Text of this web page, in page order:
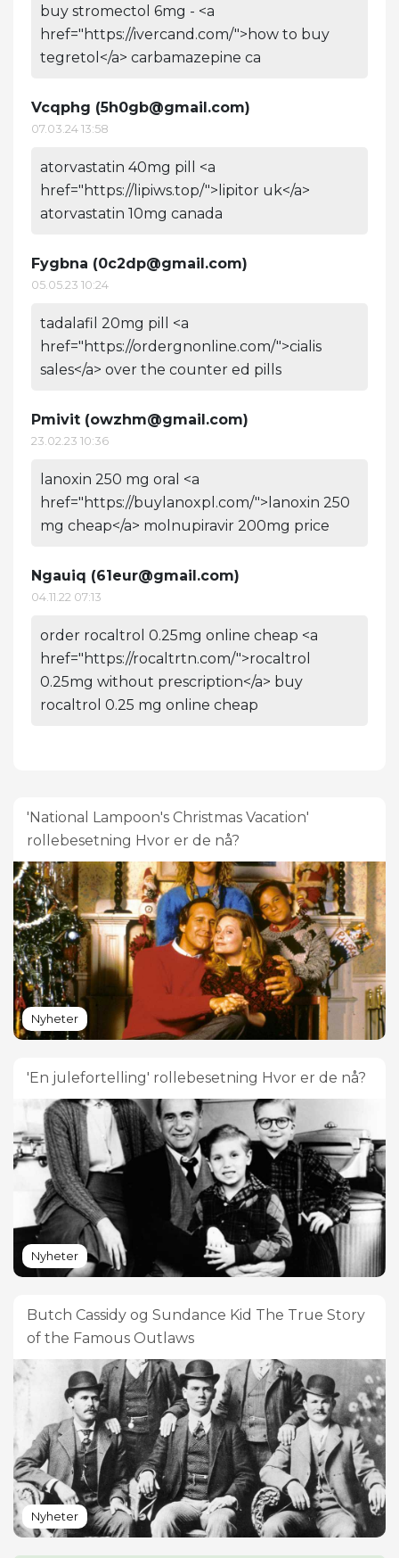
buy stromectol 6mg - <a
href="https://ivercand.com/">how to buy
tegretol</a> carbamazepine ca
Vcqphg (5h0gb@gmail.com)
07.03.24 13:58
atorvastatin 40mg pill <a
href="https://lipiws.top/">lipitor uk</a>
atorvastatin 10mg canada
Fygbna (0c2dp@gmail.com)
05.05.23 10:24
tadalafil 20mg pill <a
href="https://ordergnonline.com/">cialis
sales</a> over the counter ed pills
Pmivit (owzhm@gmail.com)
23.02.23 10:36
lanoxin 250 mg oral <a
href="https://buylanoxpl.com/">lanoxin 250
mg cheap</a> molnupiravir 200mg price
Ngauiq (61eur@gmail.com)
04.11.22 07:13
order rocaltrol 0.25mg online cheap <a
href="https://rocaltrtn.com/">rocaltrol
0.25mg without prescription</a> buy
rocaltrol 0.25 mg online cheap
'National Lampoon's Christmas Vacation'
rollebesetning Hvor er de nå?
Nyheter
'En julefortelling' rollebesetning Hvor er de nå?
Nyheter
Butch Cassidy og Sundance Kid The True Story
of the Famous Outlaws
Nyheter